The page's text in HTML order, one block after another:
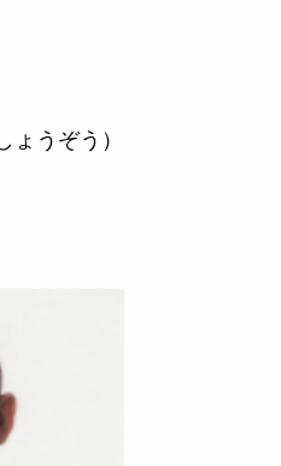
ょうぞう）